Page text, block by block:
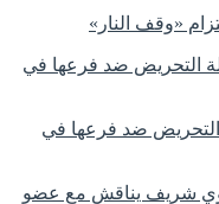
«وقف النار»
التحريض ضد فرعها في